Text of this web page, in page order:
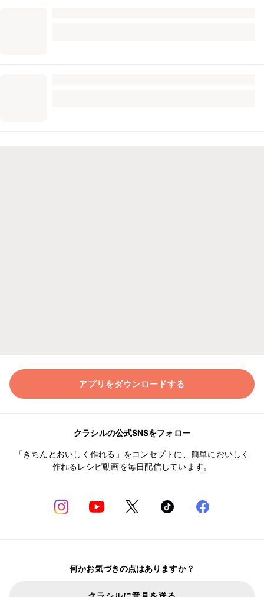
アプリをダウンロードする
クラシルの公式SNSをフォロー
「きちんとおいしく作れる」をコンセプトに、簡単においしく
作れるレシピ動画を毎日配信しています。
何かお気づきの点はありますか？